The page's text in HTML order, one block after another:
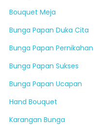
Bouquet Meja
Bunga Papan Duka Cita
Bunga Papan Pernikahan
Bunga Papan Sukses
Bunga Papan Ucapan
Hand Bouquet
Karangan Bunga